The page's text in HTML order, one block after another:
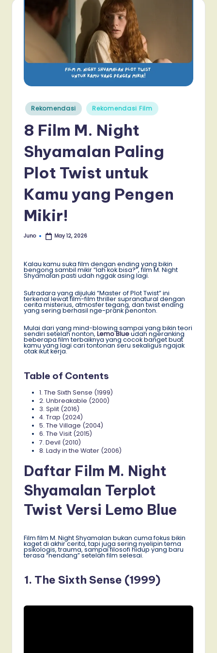
Posted
in Rekomendasi Rekomendasi Film
8 Film M. Night
Shyamalan Paling
Plot Twist untuk
Kamu yang Pengen
Mikir!
Posted
Juno May 12, 2026
Kalau kamu suka film dengan ending yang bikin
bengong sambil mikir “lah kok bisa?”, film M. Night
Shyamalan pasti udah nggak asing lagi.
Sutradara yang dijuluki “Master of Plot Twist” ini
terkenal lewat film-film thriller supranatural dengan
cerita misterius, atmosfer tegang, dan twist ending
yang sering berhasil nge-prank penonton.
Mulai dari yang mind-blowing sampai yang bikin teori
sendiri setelah nonton, Lemo Blueudah ngeranking
beberapa film terbaiknya yang cocok banget buat
kamu yang lagi cari tontonan seru sekaligus ngajak
otak ikut kerja.
Table of Contents
1. The Sixth Sense (1999)
2. Unbreakable (2000)
3. Split (2016)
4. Trap (2024)
5. The Village (2004)
6. The Visit (2015)
7. Devil (2010)
8. Lady in the Water (2006)
Daftar Film M. Night
Shyamalan Terplot
Twist Versi Lemo Blue
Film film M. Night Shyamalan bukan cuma fokus bikin
kaget di akhir cerita, tapi juga sering nyelipin tema
psikologis, trauma, sampai filosofi hidup yang baru
terasa “nendang” setelah film selesai.
1. The Sixth Sense (1999)